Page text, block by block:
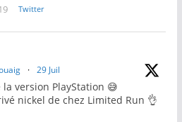
Twitter
· 29 Juil
version PlayStation 😅
nickel de chez Limited Run 👌